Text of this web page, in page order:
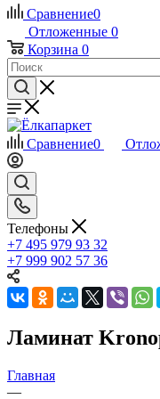
Сравнение0
Отложенные 0
Корзина 0
Сравнение0
Телефоны
+7 495 979 93 32
+7 999 902 57 36
Ламинат
Главная
—